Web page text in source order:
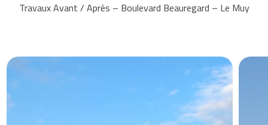
Travaux Avant / Après – Boulevard Beauregard – Le Muy